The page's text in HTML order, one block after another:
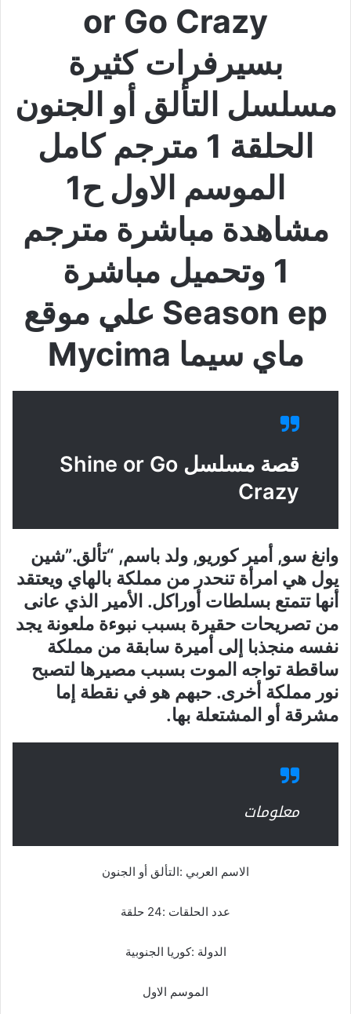
or Go Crazy
بسيرفرات كثيرة
مسلسل التألق أو الجنون
الحلقة 1 مترجم كامل
الموسم الاول ح1
مشاهدة مباشرة مترجم
1 وتحميل مباشرة
Season ep علي موقع
ماي سيما Mycima
قصة مسلسل Shine or Go
Crazy
وانغ سو, أمير كوريو, ولد باسم, “تألق.”شين
يول هي امرأة تنحدر من مملكة بالهاي ويعتقد
أنها تتمتع بسلطات أوراكل. الأمير الذي عانى
من تصريحات حقيرة بسبب نبوءة ملعونة يجد
نفسه منجذبا إلى أميرة سابقة من مملكة
ساقطة تواجه الموت بسبب مصيرها لتصبح
نور مملكة أخرى. حبهم هو في نقطة إما
مشرقة أو المشتعلة بها.
معلومات
الاسم العربي :التألق أو الجنون
عدد الحلقات :24 حلقة
الدولة :كوريا الجنوبية
الموسم الاول